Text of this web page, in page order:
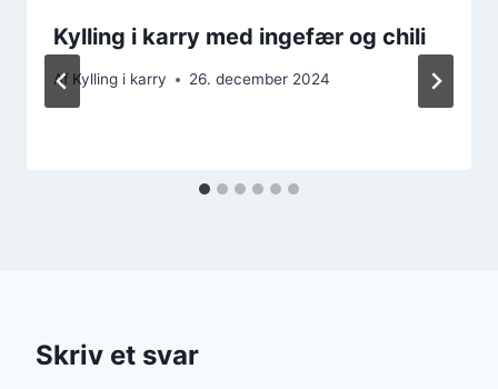
Kylling i karry med ingefær og chili
Af Kylling i karry 26. december 2024
Skriv et svar